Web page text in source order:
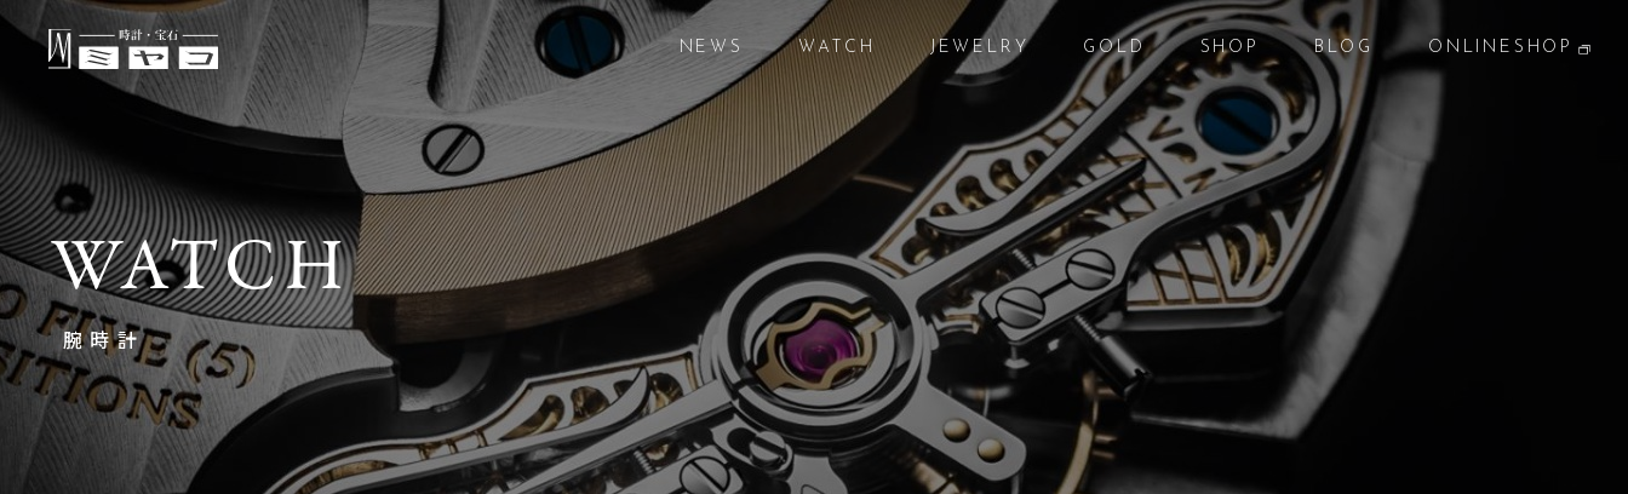
WATCH
腕時計
NEWS
ニュース
WATCH
腕時計
JEWELRY
ジュエリー
GOLD
貴金属
SHOP
店 舗
BLOG
ブログ
ONLINESHOP
オンラインショップ